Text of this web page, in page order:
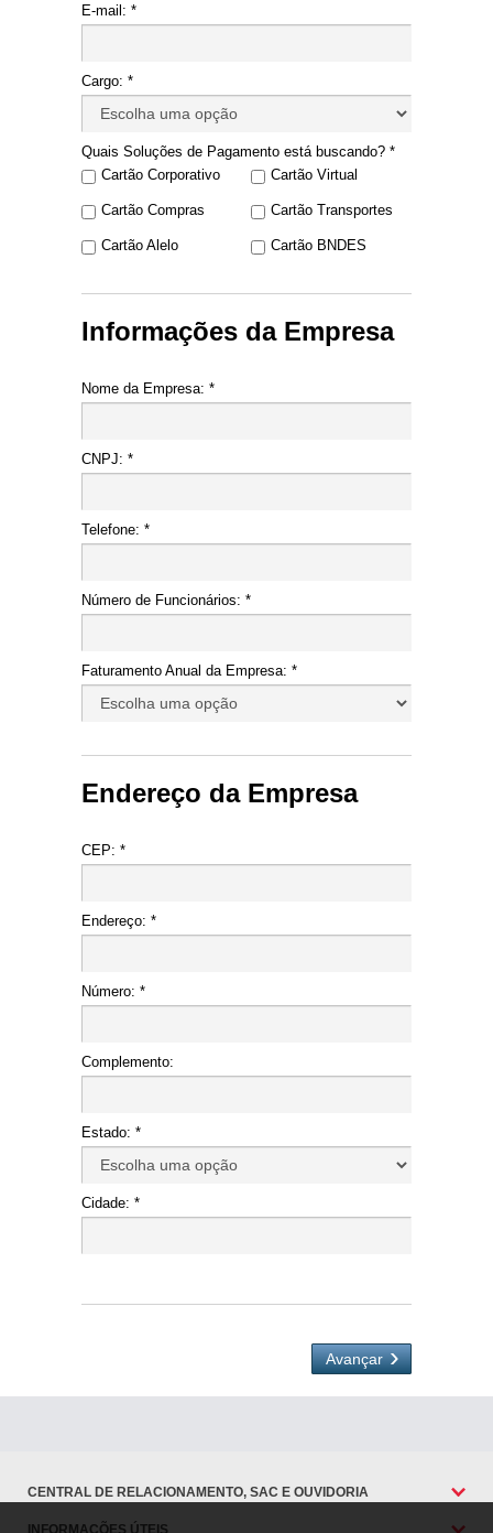
E-mail: *
Cargo: *
Quais Soluções de Pagamento está buscando? *
Cartão Corporativo
Cartão Virtual
Cartão Compras Cartão Transportes
Cartão Alelo Cartão BNDES
Informações da Empresa
Nome da Empresa: *
CNPJ: *
Telefone: *
Número de Funcionários: *
Faturamento Anual da Empresa: *
Endereço da Empresa
CEP: *
Endereço: *
Número: *
Complemento:
Estado: *
Cidade: *
Avançar
CENTRAL DE RELACIONAMENTO, SAC E OUVIDORIA
INFORMAÇÕES ÚTEIS